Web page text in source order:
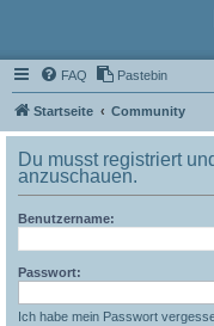
FAQ Pastebin
Startseite Community
Du musst registriert
anzuschauen.
Benutzername:
Passwort:
Ich habe mein Passwort